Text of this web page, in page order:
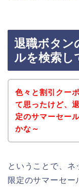
退職ボタン
ルを検索し
色々と割引クー
て思ったけど、
定のサマーセー
かな～
ということで、ネ
限定のサマーセー